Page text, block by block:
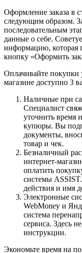
Оформление заказа в
следующим образом.
последовательным
данные о себе.
информацию, которая
кнопку «Оформить
Оплачивайте
магазине доступно 3
Наличные при
Специалист
уточнить время
купюры. Вы
документы,
товар и чек.
Безналичный
интернет-
оплатить
системы
действия и имя
Электронные
WebMoney и
система
сервиса. Здесь
инструкции.
Экономьте время на